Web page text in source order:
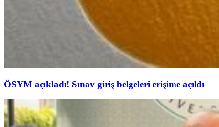
ÖSYM açıkladı! Sınav giriş belgeleri erişime açıldı